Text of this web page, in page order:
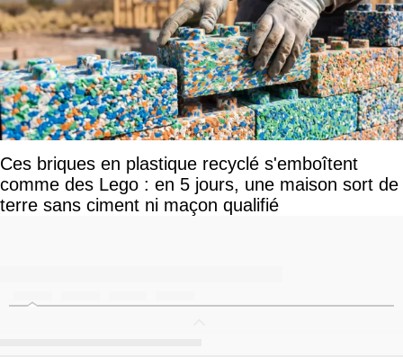
Ces briques en plastique recyclé s'emboîtent
comme des Lego : en 5 jours, une maison sort de
terre sans ciment ni maçon qualifié